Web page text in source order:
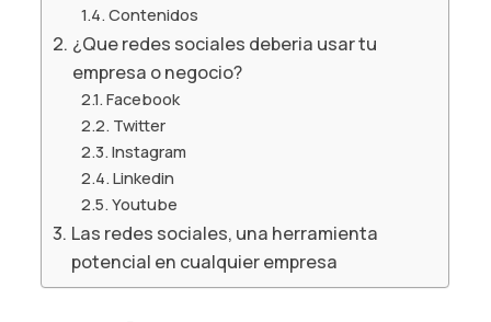
Contenidos
¿Que redes sociales deberia usar tu
empresa o negocio?
Facebook
Twitter
Instagram
Linkedin
Youtube
Las redes sociales, una herramienta
potencial en cualquier empresa